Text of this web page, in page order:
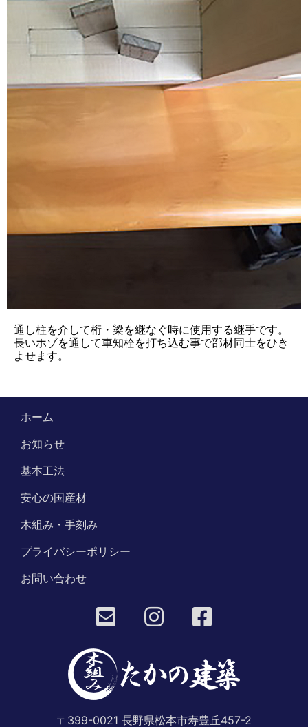
通し柱を介して桁・梁を継なぐ時に使用する継手です。
長いホゾを通して車知栓を打ち込む事で部材同士をひき
よせます。
ホーム
お知らせ
基本工法
安心の国産材
木組み・手刻み
プライバシーポリシー
お問い合わせ
〒399-0021 長野県松本市寿豊丘457-2